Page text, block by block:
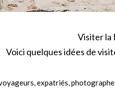
Visiter la
Voici quelques idées de
expatriés,